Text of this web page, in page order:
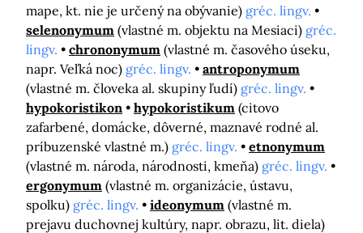
mape, kt. nie je určený na obývanie) gréc. lingv.
selenonymum (vlastné m. objektu na Mesiaci) gréc.
lingv.
chrononymum (vlastné m. časového úseku,
napr. Veľká noc) gréc. lingv.
antroponymum
(vlastné m. človeka al. skupiny ľudí) gréc. lingv.
hypokoristikon
hypokoristikum (citovo
zafarbené, domácke, dôverné, maznavé rodné al.
príbuzenské vlastné m.) gréc. lingv.
etnonymum
(vlastné m. národa, národnosti, kmeňa) gréc. lingv.
ergonymum (vlastné m. organizácie, ústavu,
spolku) gréc. lingv. ideonymum (vlastné m.
prejavu duchovnej kultúry, napr. obrazu, lit. diela)